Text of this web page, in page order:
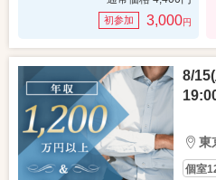
初参加 3,000円
8/
東
個室